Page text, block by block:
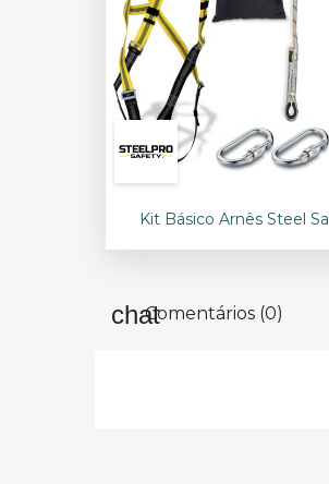
 Vista rápida
Kit Básico Arnês Steel
Comentários (0)